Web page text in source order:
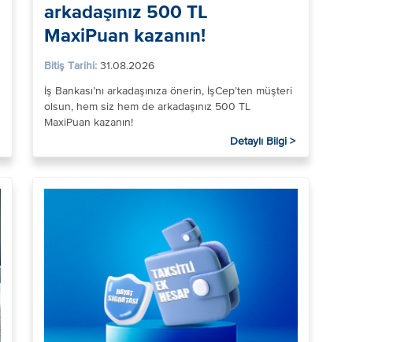
arkadaşınız 500 TL
MaxiPuan kazanın!
Bitiş Tarihi:31.08.2026
İş Bankası’nı arkadaşınıza önerin, İşCep’ten müşteri
olsun, hem siz hem de arkadaşınız 500 TL
MaxiPuan kazanın!
Detaylı Bilgi >